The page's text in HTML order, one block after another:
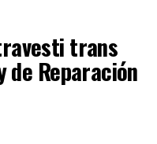
trans
de Reparación